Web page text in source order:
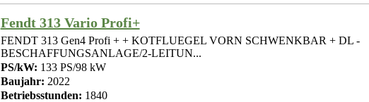
Fendt 313 Vario Profi+
FENDT 313 Gen4 Profi + + KOTFLUEGEL VORN SCHWENKBAR + DL -
BESCHAFFUNGSANLAGE/2-LEITUN...
PS/kW: 133 PS/98 kW
Baujahr: 2022
Betriebsstunden: 1840